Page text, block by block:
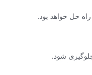
حل خواهد بود.
شود.